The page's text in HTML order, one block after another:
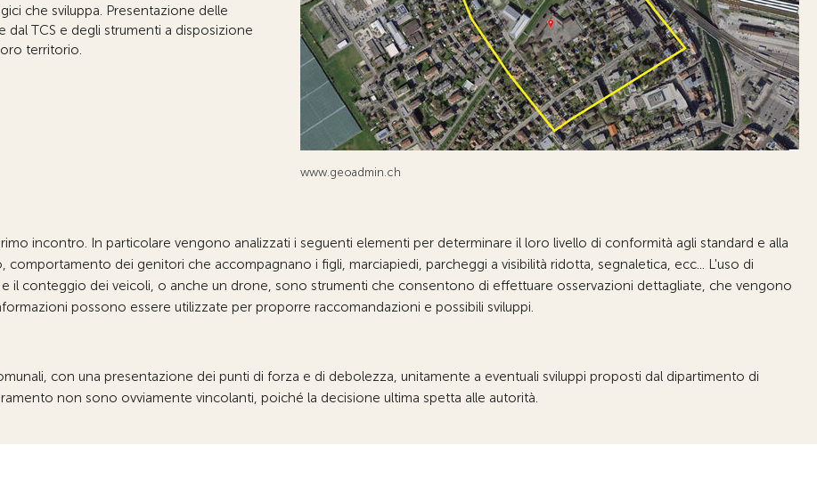
www.geoadmin.ch
che sviluppa. Presentazione delle
TCS e degli strumenti a disposizione
territorio.
incontro. In particolare vengono analizzati i seguenti elementi per determinare il loro livello di conformità agli standard e alla
dei genitori che accompagnano i figli, marciapiedi, parcheggi a visibilità ridotta, segnaletica, ecc... L'uso di
il conteggio dei veicoli, o anche un drone, sono strumenti che consentono di effettuare osservazioni dettagliate, che vengono
possono essere utilizzate per proporre raccomandazioni e possibili sviluppi.
con una presentazione dei punti di forza e di debolezza, unitamente a eventuali sviluppi proposti dal dipartimento di
non sono ovviamente vincolanti, poiché la decisione ultima spetta alle autorità.